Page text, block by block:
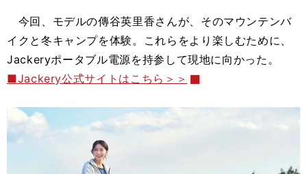
今回、モデルの傳谷英里香さんが、そのマウンテンバ
イクと冬キャンプを体験。これらをより楽しむために、
Jackeryポータブル電源を持参して現地に向かった。
■Jackery公式サイトはこちら＞＞